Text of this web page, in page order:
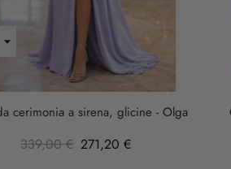
cerimonia a sirena, glicine - Olga
339,00 € 271,20 €